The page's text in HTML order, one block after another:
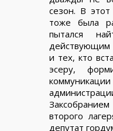
сезон. В
тоже была
пытался
действующим
и тех, кто
эсеру,
второго
депутат